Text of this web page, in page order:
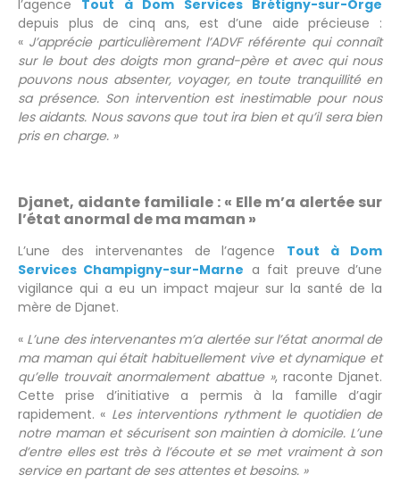
l’agence Tout à Dom Services Brétigny-sur-Orge
depuis plus de cinq ans, est d’une aide précieuse :
« J’apprécie particulièrement l’ADVF référente qui connaît
sur le bout des doigts mon grand-père et avec qui nous
pouvons nous absenter, voyager, en toute tranquillité en
sa présence. Son intervention est inestimable pour nous
les aidants. Nous savons que tout ira bien et qu’il sera bien
pris en charge. »
Djanet, aidante familiale : « Elle m’a alertée sur
l’état anormal de ma maman »
L’une des intervenantes de l’agence Tout à Dom
Services Champigny-sur-Marne a fait preuve d’une
vigilance qui a eu un impact majeur sur la santé de la
mère de Djanet.
« L’une des intervenantes m’a alertée sur l’état anormal de
ma maman qui était habituellement vive et dynamique et
qu’elle trouvait anormalement abattue », raconte Djanet.
Cette prise d’initiative a permis à la famille d’agir
rapidement. « Les interventions rythment le quotidien de
notre maman et sécurisent son maintien à domicile. L’une
d’entre elles est très à l’écoute et se met vraiment à son
service en partant de ses attentes et besoins. »